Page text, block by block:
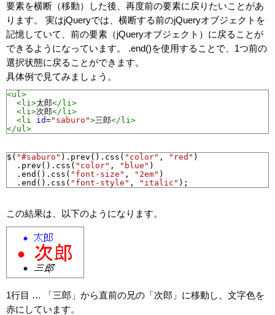
要素を横断（移動）した後、再度前の要素に戻りたいことがあ
ります。 実はjQueryでは、横断する前のjQueryオブジェクトを
記憶していて、前の要素（jQueryオブジェクト）に戻ることが
できるようになっています。 .end()を使用することで、1つ前の
選択状態に戻ることができます。
具体例で見てみましょう。
<ul>
<li>太郎</li>
<li>次郎</li>
<li
id="saburo">三郎</li>
</ul>
$ ( "#saburo" ). prev (). css ( "color" , "red" )
. prev (). css ( "color" , "blue" )
. end (). css ( "font-size" , "2em" )
. end (). css ( "font-style" , "italic" );
この結果は、以下のようになります。
1行目 … 「三郎」から直前の兄の「次郎」に移動し、文字色を
赤にしています。